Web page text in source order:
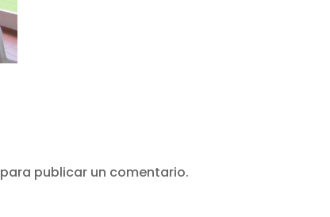
para publicar un comentario.